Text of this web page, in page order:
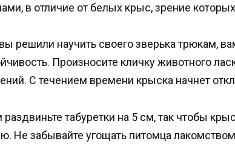
в отличие от белых крыс, зрение
решили научить своего зверька трюкам,
Произносите кличку животного
С течением времени крыска начнет
раздвиньте табуретки на 5 см, так чтобы
Не забывайте угощать питомца